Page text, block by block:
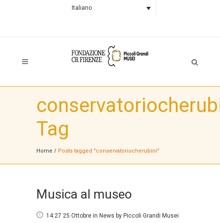
Italiano
Tag
Home / Posts tagged "conservatoriocherubini"
Musica al museo
14:27 25 Ottobre in News by Piccoli Grandi Musei